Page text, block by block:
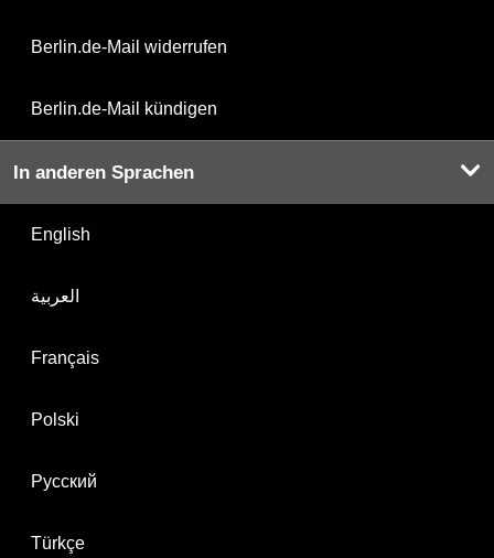
Berlin.de-Mail widerrufen
Berlin.de-Mail kündigen
In anderen Sprachen
English
العربية
Français
Polski
Русский
Türkçe